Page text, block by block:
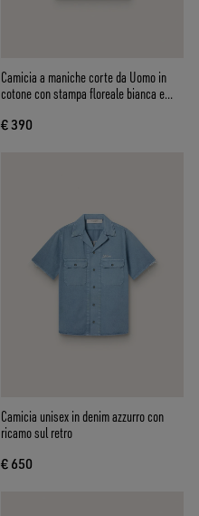
Camicia a maniche corte da Uomo in
cotone con stampa floreale bianca e
€ 390
Camicia unisex in denim azzurro con
ricamo sul retro
€ 650